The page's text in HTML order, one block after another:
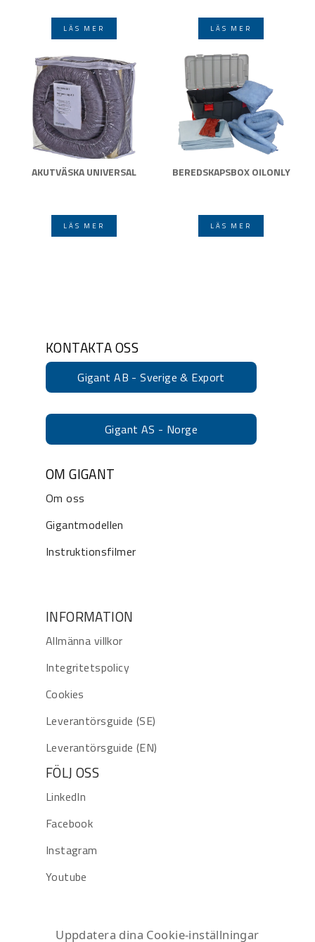
LÄS MER LÄS MER
AKUTVÄSKA UNIVERSAL
LÄS MER
BEREDSKAPSBOX OILONLY
LÄS MER
KONTAKTA OSS
Gigant AB - Sverige & Export
Gigant AS - Norge
OM GIGANT
Om oss
Gigantmodellen
Instruktionsfilmer
INFORMATION
Allmänna villkor
Integritetspolicy
Cookies
Leverantörsguide (SE)
Leverantörsguide (EN)
FÖLJ OSS
LinkedIn
Facebook
Instagram
Youtube
Uppdatera dina Cookie-inställningar